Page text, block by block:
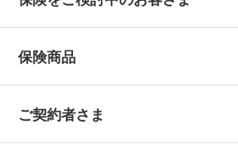
保険の選び方
保険選びで迷っている方はチェック！
保険商品
保険商品一覧
ご契約者さま